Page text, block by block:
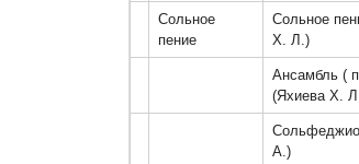
Сольное
пение
Сольное
Х. Л.)
Ансамбль (
(Яхиева Х.
А.)